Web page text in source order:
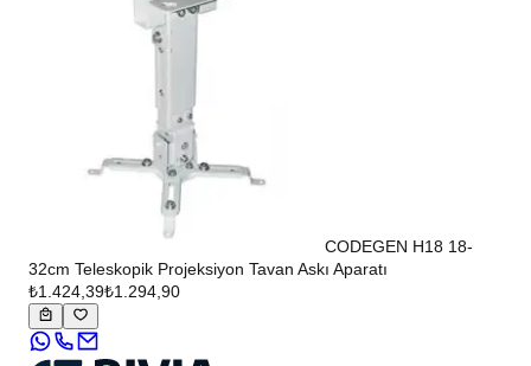
CODEGEN H18 18-
32cm Teleskopik Projeksiyon Tavan Askı Aparatı
₺1.424,39₺1.294,90